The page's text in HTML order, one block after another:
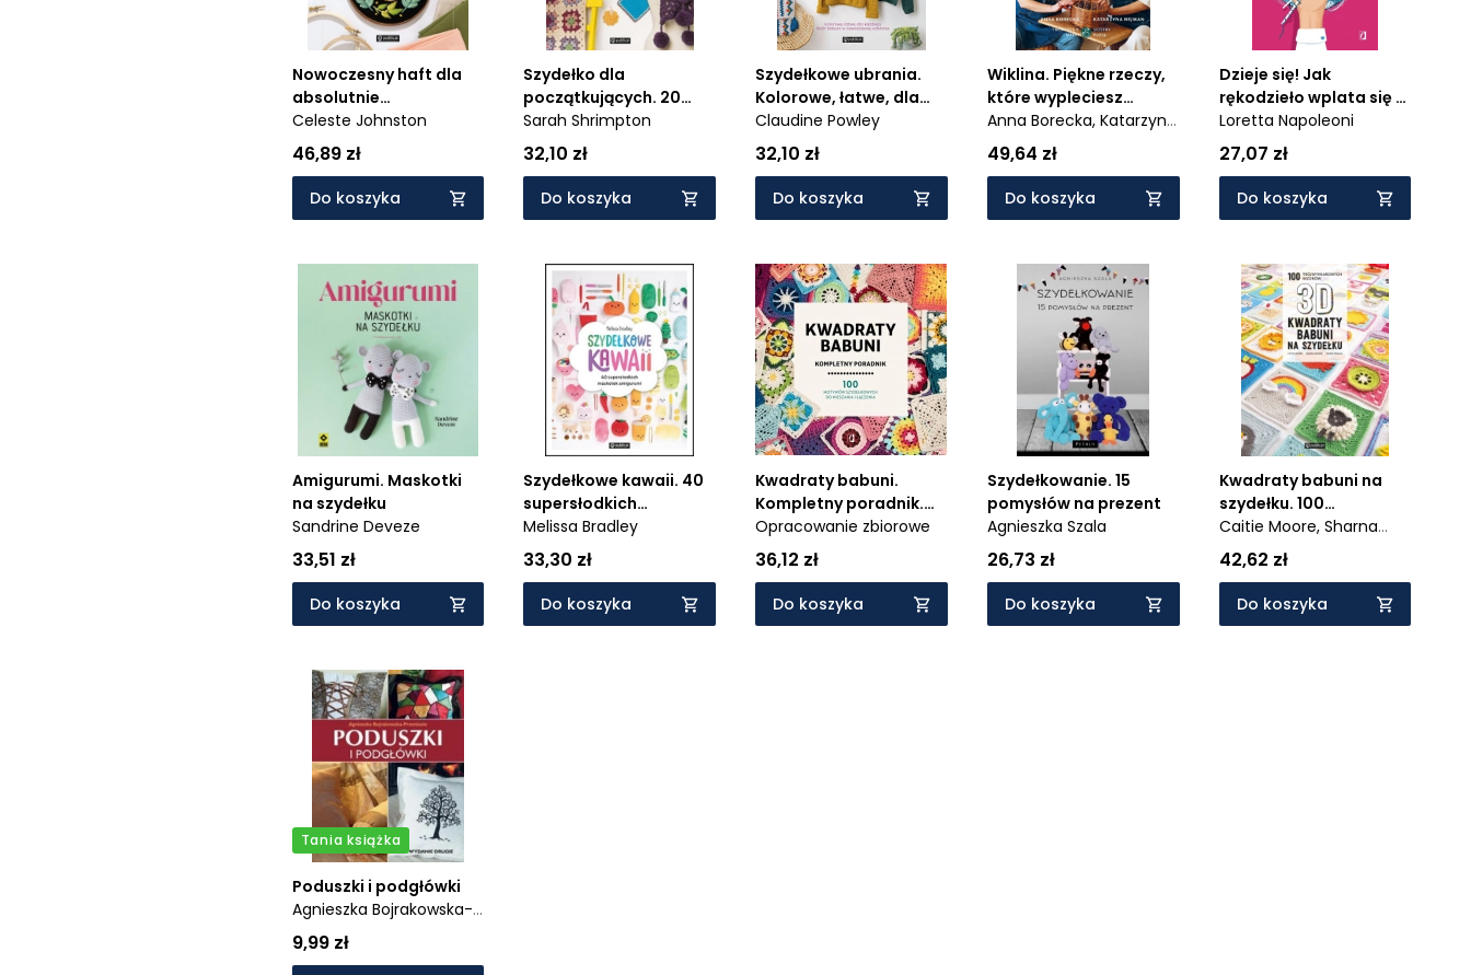
Nowoczesny haft dla
absolutnie
początkujących
Celeste Johnston
46,89 zł
Do koszyka
Szydełko dla
początkujących. 20
łatwych projektów
Sarah Shrimpton
32,10 zł
Do koszyka
Szydełkowe ubrania.
Kolorowe, łatwe, dla
każdego. Wzór babuni
w nowoczesnej
odsłonie
Claudine Powley
32,10 zł
Do koszyka
Wiklina. Piękne rzeczy,
które wypleciesz
sam(a)
Anna Borecka, Katarzyna
Nejman
49,64 zł
Do koszyka
Dzieje się! Jak
rękodzieło wplata się w
historię świata i nas
samych
Loretta Napoleoni
27,07 zł
Do koszyka
Amigurumi. Maskotki
na szydełku
Sandrine Deveze
33,51 zł
Do koszyka
Szydełkowe kawaii. 40
supersłodkich
maskotek amigurumi
Melissa Bradley
33,30 zł
Do koszyka
Kwadraty babuni.
Kompletny poradnik.
100 motywów
szydełkowych do
mieszania i łączenia
Opracowanie zbiorowe
36,12 zł
Do koszyka
Szydełkowanie. 15
pomysłów na prezent
Agnieszka Szala
26,73 zł
Do koszyka
Kwadraty babuni na
szydełku. 100
trójwymiarowych
wzorów 3D
Caitie Moore, Sharna
Moore,
Celine Semaan
42,62 zł
Do koszyka
Tania książka
Poduszki i podgłówki
Agnieszka Bojrakowska-
Przeniosło
9,99 zł